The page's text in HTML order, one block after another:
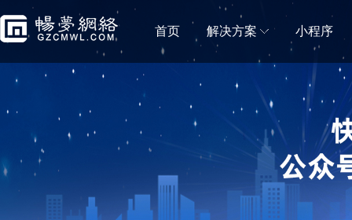
首页 解决方案
微信小程序商城
移动电商拼团分销砍价秒杀一样都不能少
微信小程序直播
小程序直播可助力
蛋糕店门店小程序 鲜花店小程序
小程序